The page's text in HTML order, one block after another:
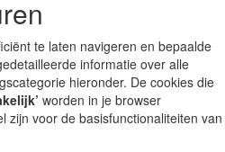
te laten navigeren en bepaalde
informatie over alle
hieronder. De cookies die
worden in je browser
zijn voor de basisfunctionaliteiten van